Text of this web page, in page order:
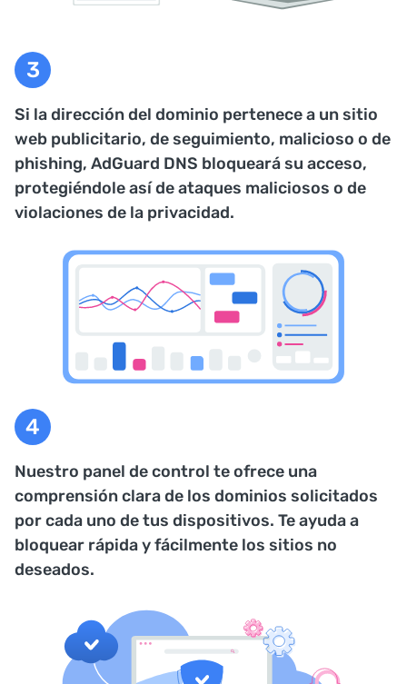
Si la dirección del dominio pertenece a un sitio
web publicitario, de seguimiento, malicioso o de
phishing, AdGuard DNS bloqueará su acceso,
protegiéndole así de ataques maliciosos o de
violaciones de la privacidad.
Nuestro panel de control te ofrece una
comprensión clara de los dominios solicitados
por cada uno de tus dispositivos. Te ayuda a
bloquear rápida y fácilmente los sitios no
deseados.